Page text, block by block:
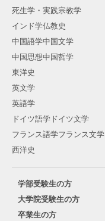
死生学・実践宗教学
インド学仏教史
中国語学中国文学
中国思想中国哲学
東洋史
英文学
英語学
ドイツ語学ドイツ文学
フランス語学フランス文学
西洋史
学部受験生の方
大学院受験生の方
卒業生の方